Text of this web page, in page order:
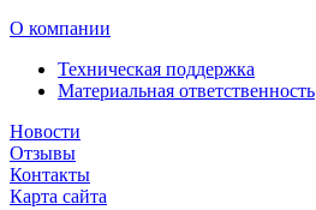
О компании
Техническая поддержка
Материальная ответственность
Новости
Отзывы
Контакты
Карта сайта